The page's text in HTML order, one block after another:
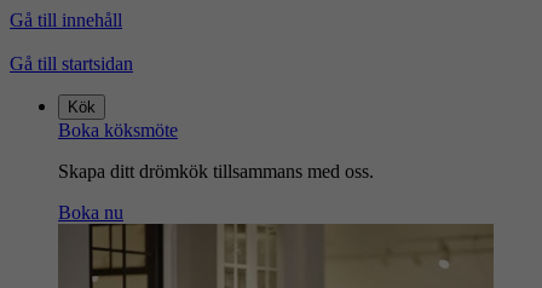
Gå till innehåll
Gå till startsidan
Kök
Boka köksmöte
Skapa ditt drömkök tillsammans med oss.
Boka nu